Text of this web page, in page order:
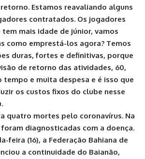
Estamos reavaliando alguns
contratados. Os jogadores
mais idade de júnior, vamos
como emprestá-los agora? Temos
duras, fortes e definitivas, porque
de retorno das atividades, 60,
tempo e muita despesa e é isso que
os custos fixos do clube nesse
quatro mortes pelo coronavírus. Na
foram diagnosticadas com a doença.
feira (16), a Federação Bahiana de
a continuidade do Baianão,